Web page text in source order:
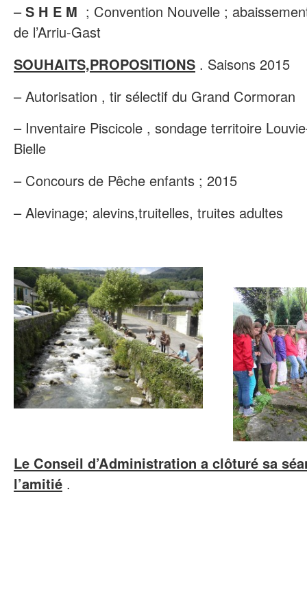
–S H E M ; Convention Nouvelle ;
de l’Arriu-Gast
SOUHAITS,PROPOSITIONS . Saisons 2015
– Autorisation , tir sélectif du Grand Cormoran
– Inventaire Piscicole , sondage territoire
Bielle
– Concours de Pêche enfants ; 2015
– Alevinage; alevins,truitelles, truites adultes
Le Conseil d’Administration a clôturé sa
l’amitié .